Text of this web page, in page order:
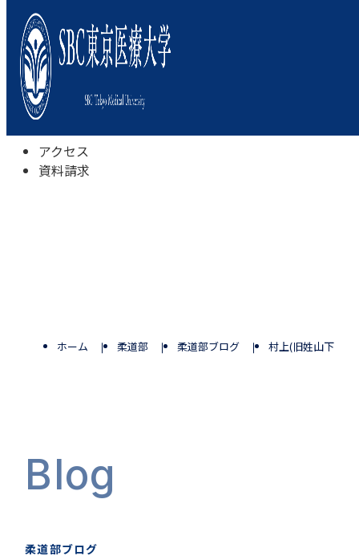
本学について
学びの特色
学部・学科
キャンパスライフ
入試情報
受験相談会
アクセス
資料請求
Blog
柔道部ブログ
ホーム 柔道部 柔道部ブログ 村上(旧姓山下)亜